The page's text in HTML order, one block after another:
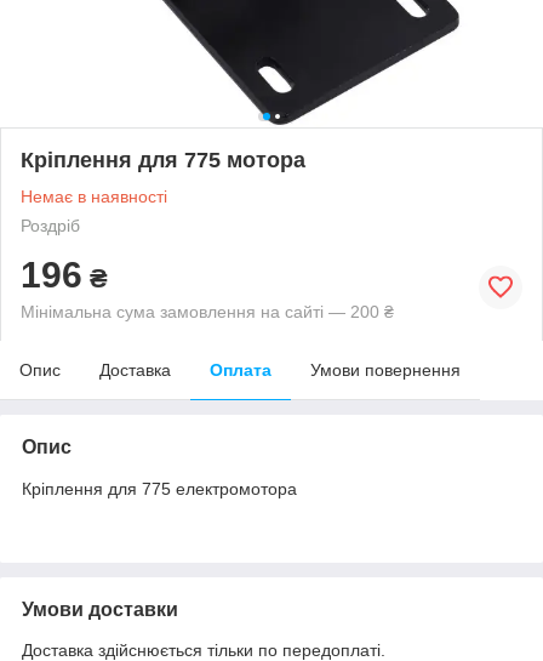
Кріплення для 775 мотора
Немає в наявності
Роздріб
196 ₴
Мінімальна сума замовлення на сайті — 200 ₴
Опис Доставка Оплата Умови повернення
Опис
Кріплення для 775 електромотора
Умови доставки
Доставка здійснюється тільки по передоплаті.